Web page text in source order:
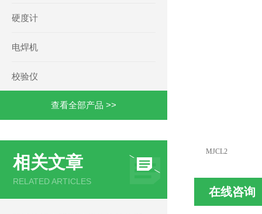
硬度计
电焊机
校验仪
查看全部产品 >>
相关文章
RELATED ARTICLES
MJCL2
在线咨询